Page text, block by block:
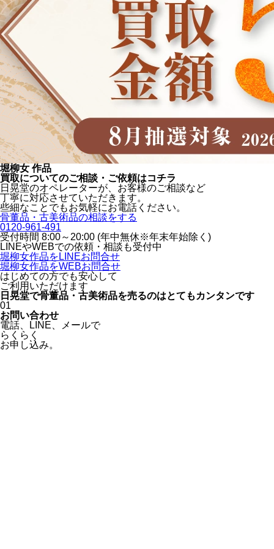
堀柳女 作品
買取についてのご相談・ご依頼はコチラ
日晃堂のオペレーターが、お客様のご相談など
丁寧に対応させていただきます。
些細なことでもお気軽にお電話ください。
骨董品・古美術品の相談をする
0120-961-491
受付時間 8:00～20:00 (年中無休※年末年始除く)
LINEやWEBでの依頼・相談も受付中
堀柳女作品をLINEお問合せ
堀柳女作品をWEBお問合せ
はじめての方でも安心して
ご利用いただけます
日晃堂で骨董品・古美術品を売るのはとても カンタンです
01
お問い合わせ
電話、
LINE、
メールで
らくらく
お申し込み。